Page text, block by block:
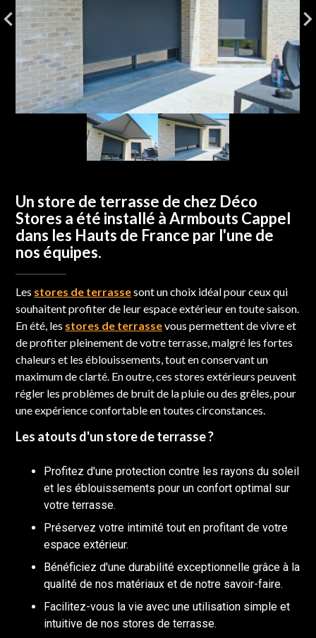
Un store de terrasse de chez Déco
Stores a été installé à Armbouts Cappel
dans les Hauts de France par l'une de
nos équipes.
Les stores de terrassesont un choix idéal pour ceux qui
souhaitent profiter de leur espace extérieur en toute saison.
En été, les stores de terrassevous permettent de vivre et
de profiter pleinement de votre terrasse, malgré les fortes
chaleurs et les éblouissements, tout en conservant un
maximum de clarté. En outre, ces stores extérieurs peuvent
régler les problèmes de bruit de la pluie ou des grêles, pour
une expérience confortable en toutes circonstances.
Les atouts d'un store de terrasse ?
Profitez d'une protection contre les rayons du soleil
et les éblouissements pour un confort optimal sur
votre terrasse.
Préservez votre intimité tout en profitant de votre
espace extérieur.
Bénéficiez d'une durabilité exceptionnelle grâce à la
qualité de nos matériaux et de notre savoir-faire.
Facilitez-vous la vie avec une utilisation simple et
intuitive de nos stores de terrasse.